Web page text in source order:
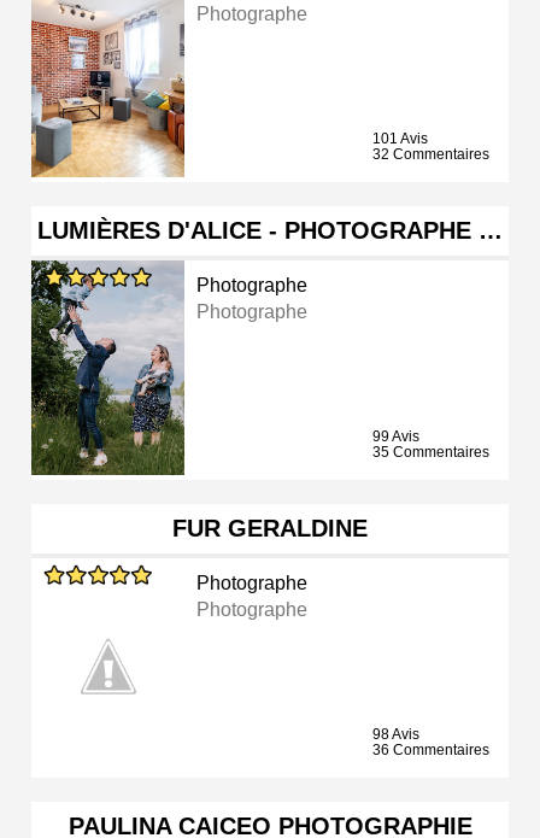
Photographe
101 Avis
32 Commentaires
LUMIÈRES D'ALICE - PHOTOGRAPHE …
Photographe
Photographe
99 Avis
35 Commentaires
FUR GERALDINE
Photographe
Photographe
98 Avis
36 Commentaires
PAULINA CAICEO PHOTOGRAPHIE